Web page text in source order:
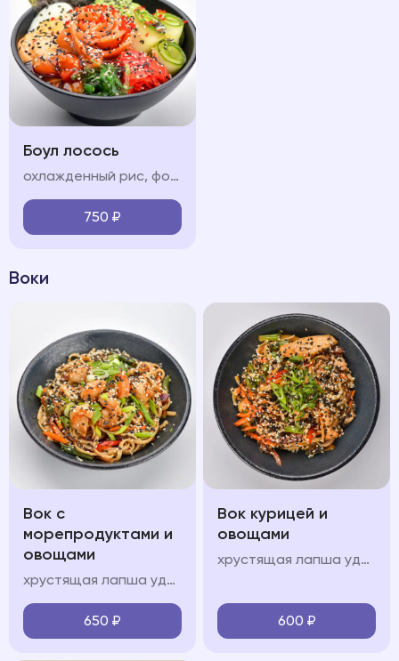
Боул лосось
охлажденный рис, форель, обжаренные в соусе терияки, свежие овощи (огурец, авокадо, черри), яйцо, водоросли чукка, нори, икра "тобико", соус "терияки", соус "спайси", кунжут
750 ₽
Воки
Вок с
морепродуктами и
овощами
хрустящая лапша удон, королевские креветки, кальмары, мидии, красный лук, болгарский перец, шампиньоны, морковь, кабачок, лук перо, кинза, соус "вок", свежая зелень, кунжут
650 ₽
Вок курицей и
овощами
хрустящая лапша удон, куриное филе, болгарский перец, шампиньоны, морковь, кабачок, лук перо, кинза, соус "вок", свежая зелень, кунжут
600 ₽